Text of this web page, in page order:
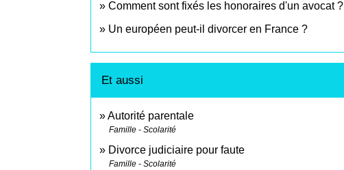
Comment sont fixés les honoraires d'un avocat ?
Un européen peut-il divorcer en France ?
Et aussi
Autorité parentale
Famille - Scolarité
Divorce judiciaire pour faute
Famille - Scolarité